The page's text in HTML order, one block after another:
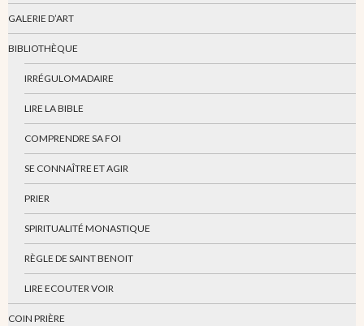
GALERIE D’ART
BIBLIOTHÈQUE
IRRÉGULOMADAIRE
LIRE LA BIBLE
COMPRENDRE SA FOI
SE CONNAÎTRE ET AGIR
PRIER
SPIRITUALITÉ MONASTIQUE
RÈGLE DE SAINT BENOIT
LIRE ECOUTER VOIR
COIN PRIÈRE